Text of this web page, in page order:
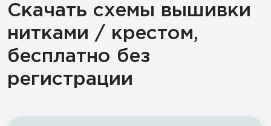
Скачать схемы вышивки
нитками / крестом,
бесплатно без
регистрации